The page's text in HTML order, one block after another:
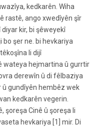
kedkarên. Wiha
rastê, ango xwedîyên şîr
kir, bi şêweyekî
şer ne. bi hevkariya
li dijî
wateya hejmartina û gurrtir
derewîn û di fêlbaziya
û gundîyên hembêz wek
kedkarên vegerin.
şoreşa Cinê û şoreşa li
hevkariya [1] mir. Di